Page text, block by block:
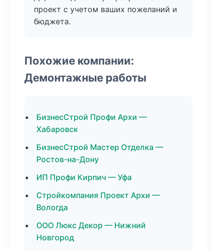
проект с учетом ваших пожеланий и
бюджета.
Похожие компании:
Демонтажные работы
БизнесСтрой Профи Архи —
Хабаровск
БизнесСтрой Мастер Отделка —
Ростов-на-Дону
ИП Профи Кирпич — Уфа
Стройкомпания Проект Архи —
Вологда
ООО Люкс Декор — Нижний
Новгород